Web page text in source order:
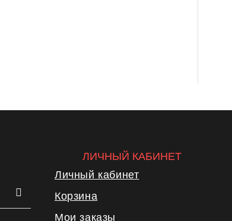
ЛИЧНЫЙ КАБИНЕТ
Личный кабинет
Корзина
Мои заказы